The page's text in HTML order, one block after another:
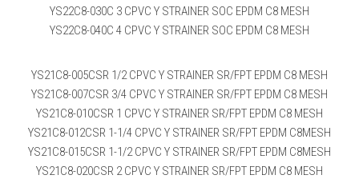
YS22C8-030C 3 CPVC Y STRAINER SOC EPDM C8 MESH
YS22C8-040C 4 CPVC Y STRAINER SOC EPDM C8 MESH
YS21C8-005CSR 1/2 CPVC Y STRAINER SR/FPT EPDM C8 MESH
YS21C8-007CSR 3/4 CPVC Y STRAINER SR/FPT EPDM C8 MESH
YS21C8-010CSR 1 CPVC Y STRAINER SR/FPT EPDM C8 MESH
YS21C8-012CSR 1-1/4 CPVC Y STRAINER SR/FPT EPDM C8MESH
YS21C8-015CSR 1-1/2 CPVC Y STRAINER SR/FPT EPDM C8MESH
YS21C8-020CSR 2 CPVC Y STRAINER SR/FPT EPDM C8 MESH